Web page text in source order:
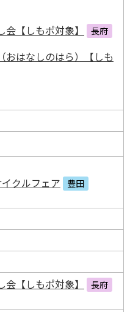
会【しもポ対象】 長府
おはなしのはら）【しも
クルフェア
豊田
会【しもポ対象】 長府